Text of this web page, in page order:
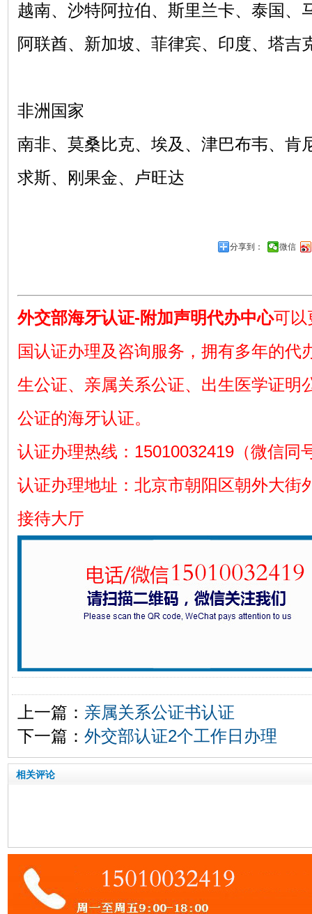
越南、沙特阿拉伯、斯里兰卡、泰国、
阿联酋、新加坡、菲律宾、印度、塔吉
非洲国家
南非、莫桑比克、埃及、津巴布韦、肯
求斯、刚果金、卢旺达
分享到： 微信
外交部海牙认证-附加声明代办中心可以
国认证办理及咨询服务，拥有多年的代
生公证、亲属关系公证、出生医学证明
公证的海牙认证。
认证办理热线：15010032419（微信同
认证办理地址：北京市朝阳区朝外大街
接待大厅
上一篇： 亲属关系公证书认证
下一篇： 外交部认证2个工作日办理
相关评论